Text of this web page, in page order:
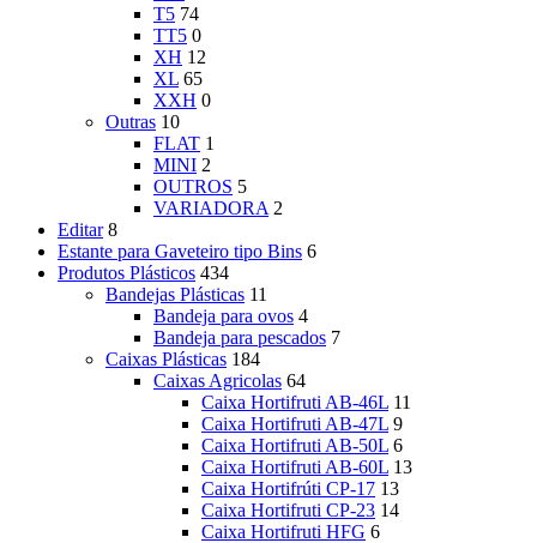
T5 74
TT5 0
XH 12
XL 65
XXH 0
Outras 10
FLAT 1
MINI 2
OUTROS 5
VARIADORA 2
Editar 8
Estante para Gaveteiro tipo Bins 6
Produtos Plásticos 434
Bandejas Plásticas 11
Bandeja para ovos 4
Bandeja para pescados 7
Caixas Plásticas 184
Caixas Agricolas 64
Caixa Hortifruti AB-46L 11
Caixa Hortifruti AB-47L 9
Caixa Hortifruti AB-50L 6
Caixa Hortifruti AB-60L 13
Caixa Hortifrúti CP-17 13
Caixa Hortifruti CP-23 14
Caixa Hortifruti HFG 6